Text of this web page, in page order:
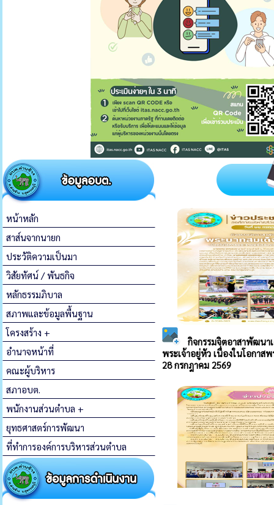
หน้าหลัก
สาส์นจากนายก
ประวัติความเป็นมา
วิสัยทัศน์ / พันธกิจ
หลักธรรมภิบาล
สภาพและข้อมูลพื้นฐาน
โครงสร้าง +
อำนาจหน้าที่
คณะผู้บริหาร
สภาอบต.
พนักงานส่วนตำบล +
ยุทธศาสตร์การพัฒนา
ที่ทำการองค์การบริหารส่วนตำบล